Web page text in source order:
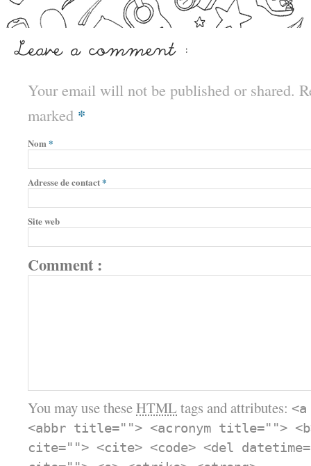
Your email will not be published or shared.
marked *
Nom *
Adresse de contact*
Site web
Comment :
You may use theseHTML tags and attributes:
<abbr title=""> <acronym title="">
cite=""> <cite> <code> <del